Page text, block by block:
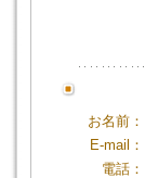
お名前：
E-mail：
電話：